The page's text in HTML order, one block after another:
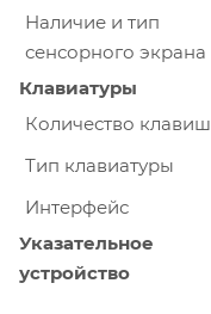
Наличие и тип
сенсорного экрана
Клавиатуры
Количество клавиш
Тип клавиатуры
Интерфейс
Указательное
устройство